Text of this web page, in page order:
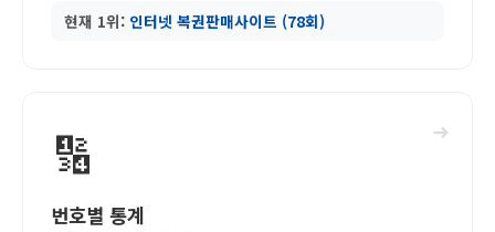
현재 1위: 인터넷 복권판매사이트 (78회)
➜
🔢
번호별 통계